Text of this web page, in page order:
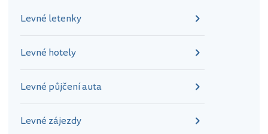
Levné letenky
Levné hotely
Levné půjčení auta
Levné zájezdy